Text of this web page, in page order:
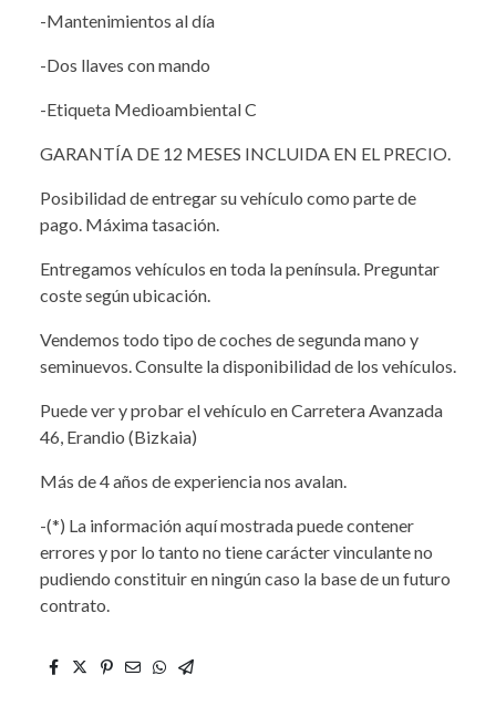
-Mantenimientos al día
-Dos llaves con mando
-Etiqueta Medioambiental C
GARANTÍA DE 12 MESES INCLUIDA EN EL PRECIO.
Posibilidad de entregar su vehículo como parte de
pago. Máxima tasación.
Entregamos vehículos en toda la península. Preguntar
coste según ubicación.
Vendemos todo tipo de coches de segunda mano y
seminuevos. Consulte la disponibilidad de los vehículos.
Puede ver y probar el vehículo en Carretera Avanzada
46, Erandio (Bizkaia)
Más de 4 años de experiencia nos avalan.
-(*) La información aquí mostrada puede contener
errores y por lo tanto no tiene carácter vinculante no
pudiendo constituir en ningún caso la base de un futuro
contrato.